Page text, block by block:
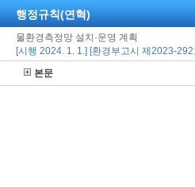
행정규칙(연혁)
물환경측정망 설치·운영 계획
[시행 2024. 1. 1.] [환경부고시 제2023-
본문